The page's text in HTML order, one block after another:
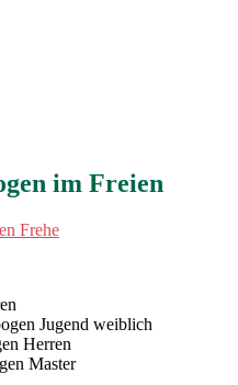
im Freien
Frehe
Jugend weiblich
Herren
Master